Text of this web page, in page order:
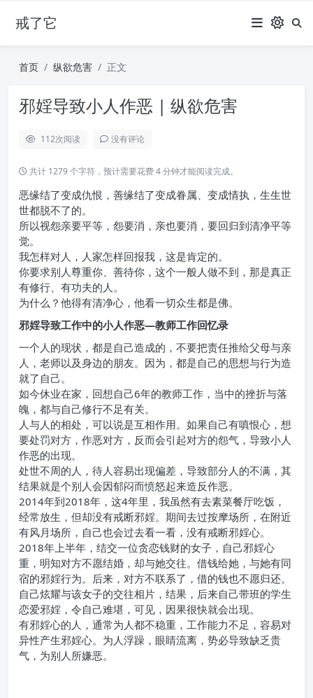
戒了它
首页 纵欲危害 正文
邪婬导致小人作恶 | 纵欲危害
112次阅读 没有评论
共计 1279 个字符，预计需要花费 4 分钟才能阅读完成。
恶缘结了变成仇恨，善缘结了变成眷属、变成情执，生生世
世都脱不了的。
所以视怨亲要平等，怨要消，亲也要消，要回归到清净平等
觉。
我怎样对人，人家怎样回报我，这是肯定的。
你要求别人尊重你、善待你，这个一般人做不到，那是真正
有修行、有功夫的人。
为什么？他得有清净心，他看一切众生都是佛。
邪婬导致工作中的小人作恶—教师工作回忆录
一个人的现状，都是自己造成的，不要把责任推给父母与亲
人，老师以及身边的朋友。因为，都是自己的思想与行为造
就了自己。
如今休业在家，回想自己6年的教师工作，当中的挫折与落
魄，都与自己修行不足有关。
人与人的相处，可以说是互相作用。如果自己有嗔恨心，想
要处罚对方，作恶对方，反而会引起对方的怨气，导致小人
作恶的出现。
处世不周的人，待人容易出现偏差，导致部分人的不满，其
结果就是个别人会因郁闷而愤怒起来造反作恶。
2014年到2018年，这4年里，我虽然有去素菜餐厅吃饭，
经常放生，但却没有戒断邪婬。期间去过按摩场所，在附近
有风月场所，自己也会过去看一看，没有戒断邪婬心。
2018年上半年，结交一位贪恋钱财的女子，自己邪婬心
重，明知对方不愿结婚，却与她交往。借钱给她，与她有同
宿的邪婬行为。后来，对方不联系了，借的钱也不愿归还。
自己炫耀与该女子的交往相片，结果，后来自己带班的学生
恋爱邪婬，令自己难堪，可见，因果很快就会出现。
有邪婬心的人，通常为人都不稳重，工作能力不足，容易对
异性产生邪婬心。为人浮躁，眼睛流离，势必导致缺乏贵
气，为别人所嫌恶。